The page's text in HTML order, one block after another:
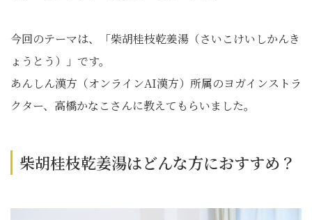
今回のテーマは、「柴胡桂枝乾姜湯（さいこけいしかんき
ょうとう）」です。
あんしん漢方（オンラインAI漢方）所属のヨガインストラ
クター、高橋かなこさんに教えてもらいました。
柴胡桂枝乾姜湯はどんな方におすすめ？